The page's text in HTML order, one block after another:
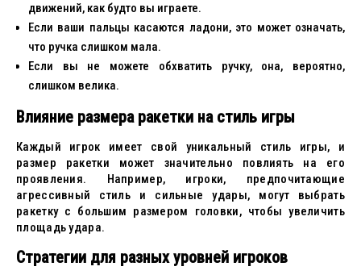
движений, как будто вы играете.
Если ваши пальцы касаются ладони, это может означать,
что ручка слишком мала.
Если вы не можете обхватить ручку, она, вероятно,
слишком велика.
Влияние размера ракетки на стиль игры
Каждый игрок имеет свой уникальный стиль игры, и
размер ракетки может значительно повлиять на его
проявления. Например, игроки, предпочитающие
агрессивный стиль и сильные удары, могут выбрать
ракетку с большим размером головки, чтобы увеличить
площадь удара.
Стратегии для разных уровней игроков